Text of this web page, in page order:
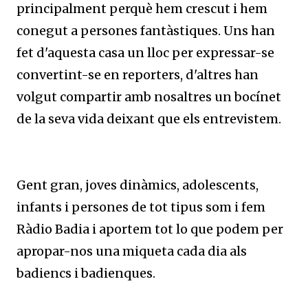
principalment perquè hem crescut i hem
conegut a persones fantàstiques. Uns han
fet d'aquesta casa un lloc per expressar-se
convertint-se en reporters, d'altres han
volgut compartir amb nosaltres un bocínet
de la seva vida deixant que els entrevistem.
Gent gran, joves dinàmics, adolescents,
infants i persones de tot tipus som i fem
Ràdio Badia i aportem tot lo que podem per
apropar-nos una miqueta cada dia als
badiencs i badienques.